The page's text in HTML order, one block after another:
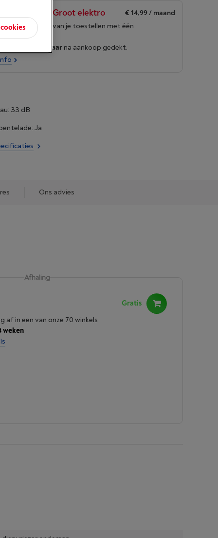
Borre Life Groot elektro € 14,99/ maand
de levensduur van je toestellen met één
15 jaarna aankoop gedekt.
33 dB
Ja
Ons advies
Afhaling
Gratis
af in een van onze 70 winkels
weken